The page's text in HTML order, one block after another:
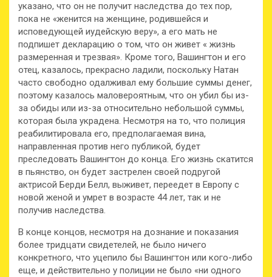
указано, что он не получит наследства до тех пор,
пока не «женится на женщине, родившейся и
исповедующей иудейскую веру», а его мать не
подпишет декларацию о том, что он живет « жизнь
размеренная и трезвая». Кроме того, Вашингтон и его
отец, казалось, прекрасно ладили, поскольку Натан
часто свободно одалживал ему большие суммы денег,
поэтому казалось маловероятным, что он убил бы из-
за обиды или из-за относительно небольшой суммы,
которая была украдена. Несмотря на то, что полиция
реабилитировала его, предполагаемая вина,
направленная против него публикой, будет
преследовать Вашингтон до конца. Его жизнь скатится
в пьянство, он будет застрелен своей подругой
актрисой Берди Белл, выживет, переедет в Европу с
новой женой и умрет в возрасте 44 лет, так и не
получив наследства.
В конце концов, несмотря на дознание и показания
более тридцати свидетелей, не было ничего
конкретного, что уцепило бы Вашингтон или кого-либо
еще, и действительно у полиции не было «ни одного